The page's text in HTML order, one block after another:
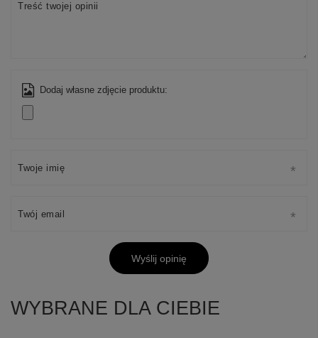
Treść twojej opinii
Dodaj własne zdjęcie produktu:
Twoje imię
Twój email
Wyślij opinię
WYBRANE DLA CIEBIE